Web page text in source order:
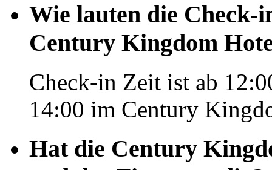
Wie lauten die Check-
Century Kingdom
Check-in Zeit ist ab
14:00 im Century
Hat die Century